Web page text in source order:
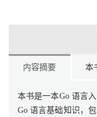
内容摘要 本
本书是一本Go 语言
Go 语言基础知识，